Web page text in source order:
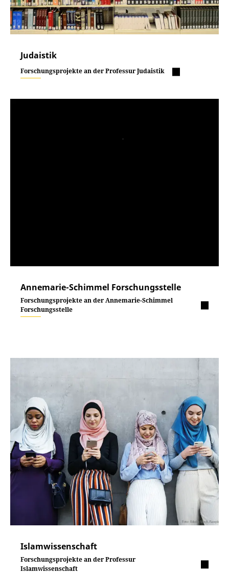
Judaistik
Forschungsprojekte an der Professur Judaistik
Annemarie-Schimmel Forschungsstelle
Forschungsprojekte an der Annemarie-Schimmel
Forschungsstelle
Islamwissenschaft
Forschungsprojekte an der Professur
Islamwissenschaft